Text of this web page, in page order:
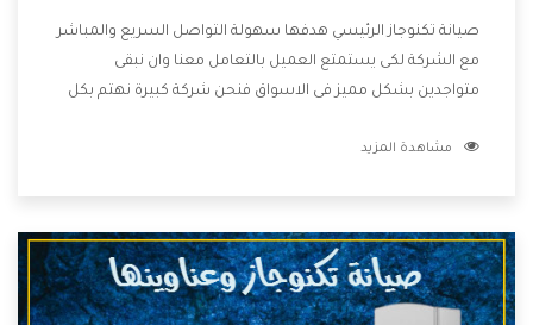
صيانة تكنوجاز الرئيسي هدفها سهولة التواصل السريع والمباشر
مع الشركة لكى يستمتع العميل بالتعامل معنا وان نبقى
متواجدين بشكل مميز فى الاسواق فنحن شركة كبيرة نهتم بكل
الشركة بها والتى تكون منها خدمة الصيانة التى تكون من أهم
وأقوى الأسعار التى تكون مناسبة لكثير من العملاء
مشاهدة المزيد